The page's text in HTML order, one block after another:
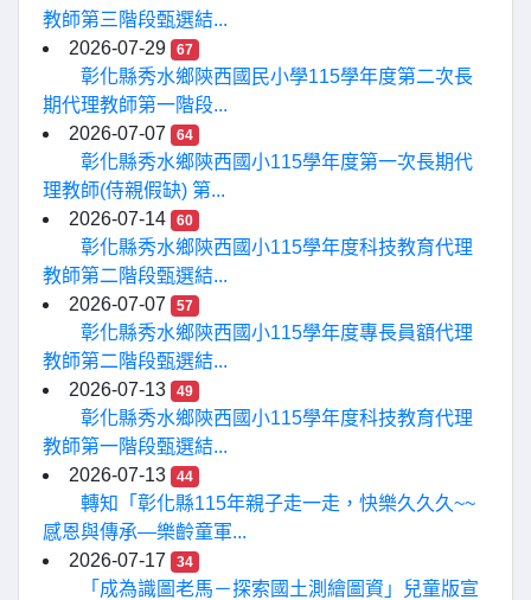
教師第三階段甄選結...
2026-07-29
67
彰化縣秀水鄉陝西國民小學115學年度第二次長
期代理教師第一階段...
2026-07-07
64
彰化縣秀水鄉陝西國小115學年度第一次長期代
理教師(侍親假缺) 第...
2026-07-14
60
彰化縣秀水鄉陝西國小115學年度科技教育代理
教師第二階段甄選結...
2026-07-07
57
彰化縣秀水鄉陝西國小115學年度專長員額代理
教師第二階段甄選結...
2026-07-13
49
彰化縣秀水鄉陝西國小115學年度科技教育代理
教師第一階段甄選結...
2026-07-13
44
轉知「彰化縣115年親子走一走，快樂久久久~~
感恩與傳承—樂齡童軍...
2026-07-17
34
「成為識圖老馬－探索國土測繪圖資」兒童版宣